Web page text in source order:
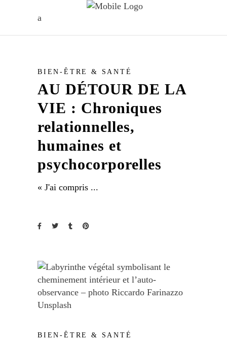
BIEN-ÊTRE & SANTÉ
AU DÉTOUR DE LA
VIE : Chroniques
relationnelles,
humaines et
psychocorporelles
« J'ai compris
BIEN-ÊTRE & SANTÉ